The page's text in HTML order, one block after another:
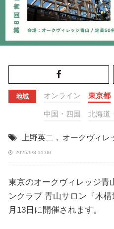
地域 オンライン 東京都
中国・四国 北海道
上野英二 , オークヴィレ
2025/9/8 11:00
東京のオークヴィレッジ青
ンクラブ 青山サロン『木
月13日に開催されます。